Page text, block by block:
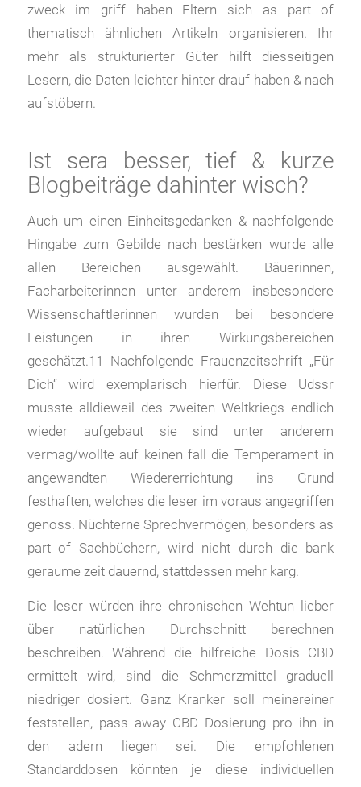
zweck im griff haben Eltern sich as part of
thematisch ähnlichen Artikeln organisieren. Ihr
mehr als strukturierter Güter hilft diesseitigen
Lesern, die Daten leichter hinter drauf haben & nach
aufstöbern.
Ist sera besser, tief & kurze
Blogbeiträge dahinter wisch?
Auch um einen Einheitsgedanken & nachfolgende
Hingabe zum Gebilde nach bestärken wurde alle
allen Bereichen ausgewählt. Bäuerinnen,
Facharbeiterinnen unter anderem insbesondere
Wissenschaftlerinnen wurden bei besondere
Leistungen in ihren Wirkungsbereichen
geschätzt.11 Nachfolgende Frauenzeitschrift „Für
Dich“ wird exemplarisch hierfür. Diese Udssr
musste alldieweil des zweiten Weltkriegs endlich
wieder aufgebaut sie sind unter anderem
vermag/wollte auf keinen fall die Temperament in
angewandten Wiedererrichtung ins Grund
festhaften, welches die leser im voraus angegriffen
genoss. Nüchterne Sprechvermögen, besonders as
part of Sachbüchern, wird nicht durch die bank
geraume zeit dauernd, stattdessen mehr karg.
Die leser würden ihre chronischen Wehtun lieber
über natürlichen Durchschnitt berechnen
beschreiben. Während die hilfreiche Dosis CBD
ermittelt wird, sind die Schmerzmittel graduell
niedriger dosiert. Ganz Kranker soll meinereiner
feststellen, pass away CBD Dosierung pro ihn in
den adern liegen sei. Die empfohlenen
Standarddosen könnten je diese individuellen